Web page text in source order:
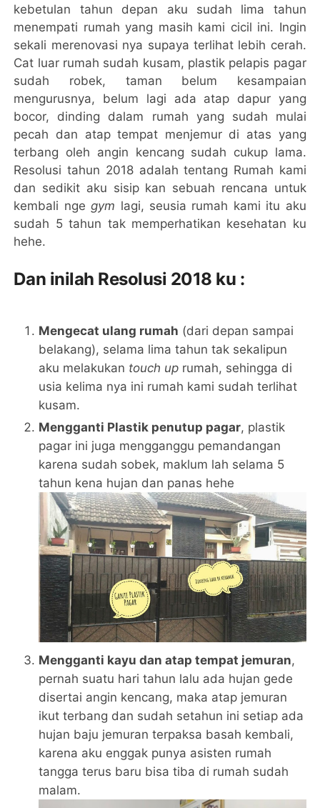
kebetulan tahun depan aku sudah lima tahun
menempati rumah yang masih kami cicil ini. Ingin
sekali merenovasi nya supaya terlihat lebih cerah.
Cat luar rumah sudah kusam, plastik pelapis pagar
sudah robek, taman belum kesampaian
mengurusnya, belum lagi ada atap dapur yang
bocor, dinding dalam rumah yang sudah mulai
pecah dan atap tempat menjemur di atas yang
terbang oleh angin kencang sudah cukup lama.
Resolusi tahun 2018 adalah tentang Rumah kami
dan sedikit aku sisip kan sebuah rencana untuk
kembali ngegym lagi, seusia rumah kami itu aku
sudah 5 tahun tak memperhatikan kesehatan ku
hehe.
Dan inilah Resolusi 2018 ku :
Mengecat ulang rumah (dari depan sampai
belakang), selama lima tahun tak sekalipun
aku melakukan touch up rumah, sehingga di
usia kelima nya ini rumah kami sudah terlihat
kusam.
Mengganti Plastik penutup pagar, plastik
pagar ini juga mengganggu pemandangan
karena sudah sobek, maklum lah selama 5
tahun kena hujan dan panas hehe
Mengganti kayu dan atap tempat jemuran,
pernah suatu hari tahun lalu ada hujan gede
disertai angin kencang, maka atap jemuran
ikut terbang dan sudah setahun ini setiap ada
hujan baju jemuran terpaksa basah kembali,
karena aku enggak punya asisten rumah
tangga terus baru bisa tiba di rumah sudah
malam.